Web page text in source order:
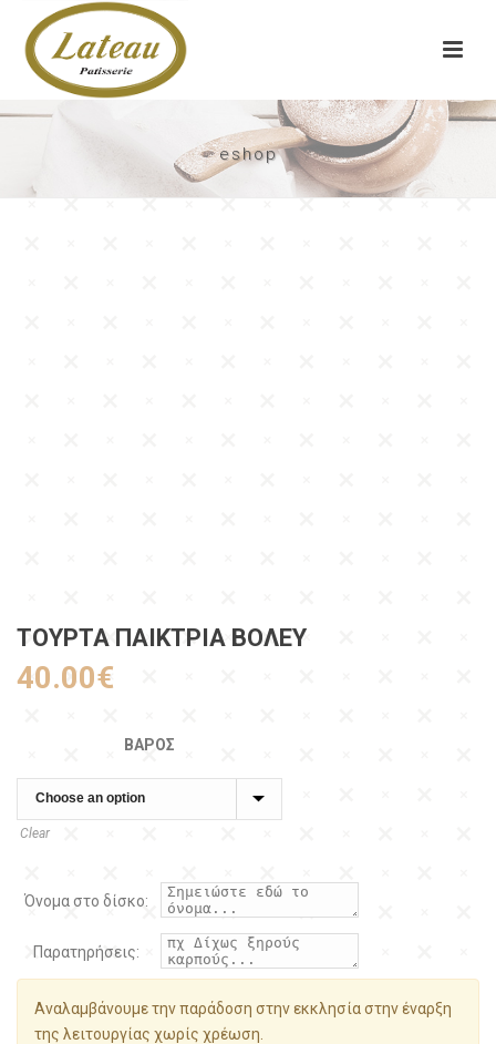
eshop
ΤΟΥΡΤΑ ΠΑΙΚΤΡΙΑ ΒΟΛΕΥ
40.00€
ΒΆΡΟΣ
Clear
Όνομα στο δίσκο:
Παρατηρήσεις:
Αναλαμβάνουμε την παράδοση στην εκκλησία στην έναρξη
της λειτουργίας χωρίς χρέωση.